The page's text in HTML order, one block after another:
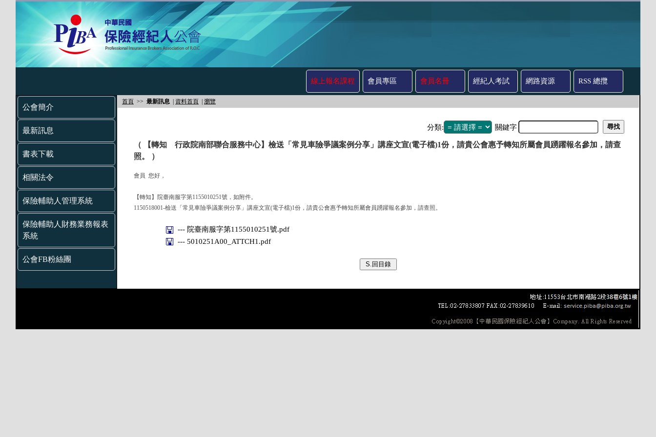
線上報名課程 會員專區 會員名冊 經紀人考試 網路資源 RSS 總攬
公會簡介
最新訊息
書表下載
相關法令
保險輔助人管理系統
保險輔助人財務業務報表
系統
公會FB粉絲團
首頁 >> 最新訊息 資料首頁 瀏覽
分類: 關鍵字
（ 【轉知 行政院南部聯合服務中心】檢送「常見車險爭議案例分享」講座文宣(電子檔)1份，請貴公會惠予轉知所屬會員踴躍報名參加，請查
照。 ）
會員 您好，
【轉知】院臺南服字第1155010251號，如附件。
1150518001-檢送「常見車險爭議案例分享」講座文宣(電子檔)1份，請貴公會惠予轉知所屬會員踴躍報名參加，請查照。
--- 院臺南服字第1155010251號.pdf
--- 5010251A00_ATTCH1.pdf